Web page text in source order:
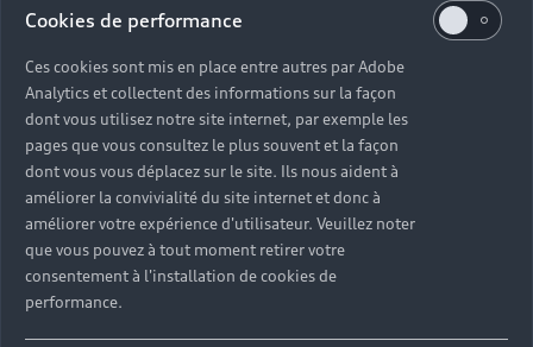
Découvrez les déclinaisons sportives S et RS
Trouvez votre Partenaire Audi près de chez vous
Trouvez votre Audi d’occasion par modèle et par
ville
Cookies de performance
Ces cookies sont mis en place entre autres par Adobe
Analytics et collectent des informations sur la façon
dont vous utilisez notre site internet, par exemple les
pages que vous consultez le plus souvent et la façon
dont vous vous déplacez sur le site. Ils nous aident à
améliorer la convivialité du site internet et donc à
améliorer votre expérience d'utilisateur. Veuillez noter
que vous pouvez à tout moment retirer votre
consentement à l'installation de cookies de
performance.